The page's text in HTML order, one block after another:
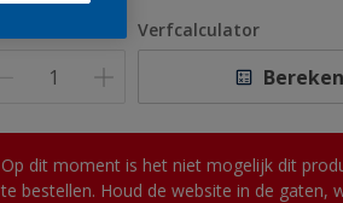
Verfcalculator
Bereken
Op dit moment is het niet mogelijk dit
te bestellen. Houd de website in de gaten,